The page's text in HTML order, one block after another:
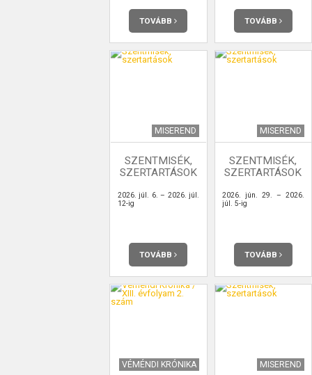
TOVÁBB TOVÁBB
MISEREND
SZENTMISÉK,
SZERTARTÁSOK
2026. júl. 6. – 2026. júl.
12-ig
TOVÁBB
MISEREND
SZENTMISÉK,
SZERTARTÁSOK
2026. jún. 29. – 2026.
júl. 5-ig
TOVÁBB
VÉMÉNDI KRÓNIKA MISEREND